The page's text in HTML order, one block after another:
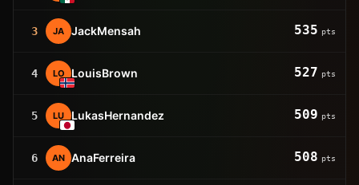
3 JA JackMensah 535 pts
4 LO LouisBrown 527 pts
5 LU LukasHernandez 509 pts
6 AN AnaFerreira 508 pts